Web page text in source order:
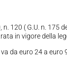
120 ( G.U. n. 175
in vigore della
da euro 24 a